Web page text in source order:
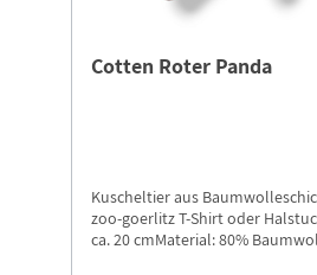
Cotten Roter Panda
Kuscheltier aus
zoo-goerlitz T-Shirt oder
ca. 20 cmMaterial: 80%